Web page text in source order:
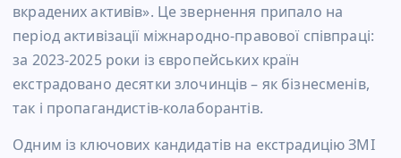
вкрадених активів». Це звернення припало на
період активізації міжнародно-правової співпраці:
за 2023-2025 роки із європейських країн
екстрадовано десятки злочинців – як бізнесменів,
так і пропагандистів-колаборантів.
Одним із ключових кандидатів на екстрадицію ЗМІ